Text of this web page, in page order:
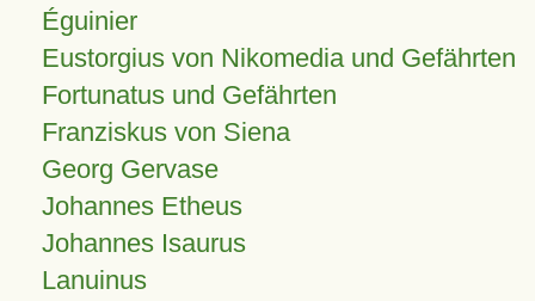
Éguinier
Eustorgius von Nikomedia und Gefährten
Fortunatus und Gefährten
Franziskus von Siena
Georg Gervase
Johannes Etheus
Johannes Isaurus
Lanuinus